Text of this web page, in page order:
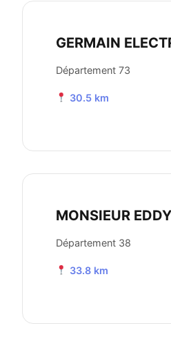
GERMAIN
Département 73
30.5 km
MONSIEUR
Département 38
33.8 km